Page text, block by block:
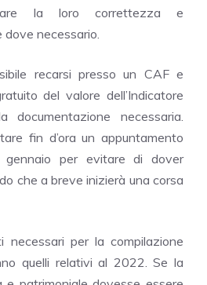
la loro correttezza e
necessario.
recarsi presso un CAF e
del valore dell’Indicatore
necessaria.
fin d’ora un appuntamento
per evitare di dover
che a breve inizierà una corsa
necessari per la compilazione
quelli relativi al 2022. Se la